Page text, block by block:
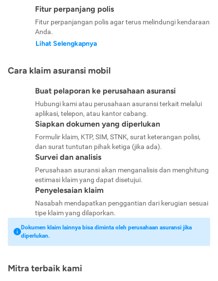
Fitur perpanjang polis
Fitur perpanjangan polis agar terus melindungi kendaraan
Anda.
Lihat Selengkapnya
Cara klaim asuransi mobil
Buat pelaporan ke perusahaan asuransi
Hubungi kami atau perusahaan asuransi terkait melalui
aplikasi, telepon, atau kantor cabang.
Siapkan dokumen yang diperlukan
Formulir klaim, KTP, SIM, STNK, surat keterangan polisi,
dan surat tuntutan pihak ketiga (jika ada).
Survei dan analisis
Perusahaan asuransi akan menganalisis dan menghitung
estimasi klaim yang dapat disetujui.
Penyelesaian klaim
Nasabah mendapatkan penggantian dari kerugian sesuai
tipe klaim yang dilaporkan.
Dokumen klaim lainnya bisa diminta oleh perusahaan asuransi jika
diperlukan.
Mitra terbaik kami